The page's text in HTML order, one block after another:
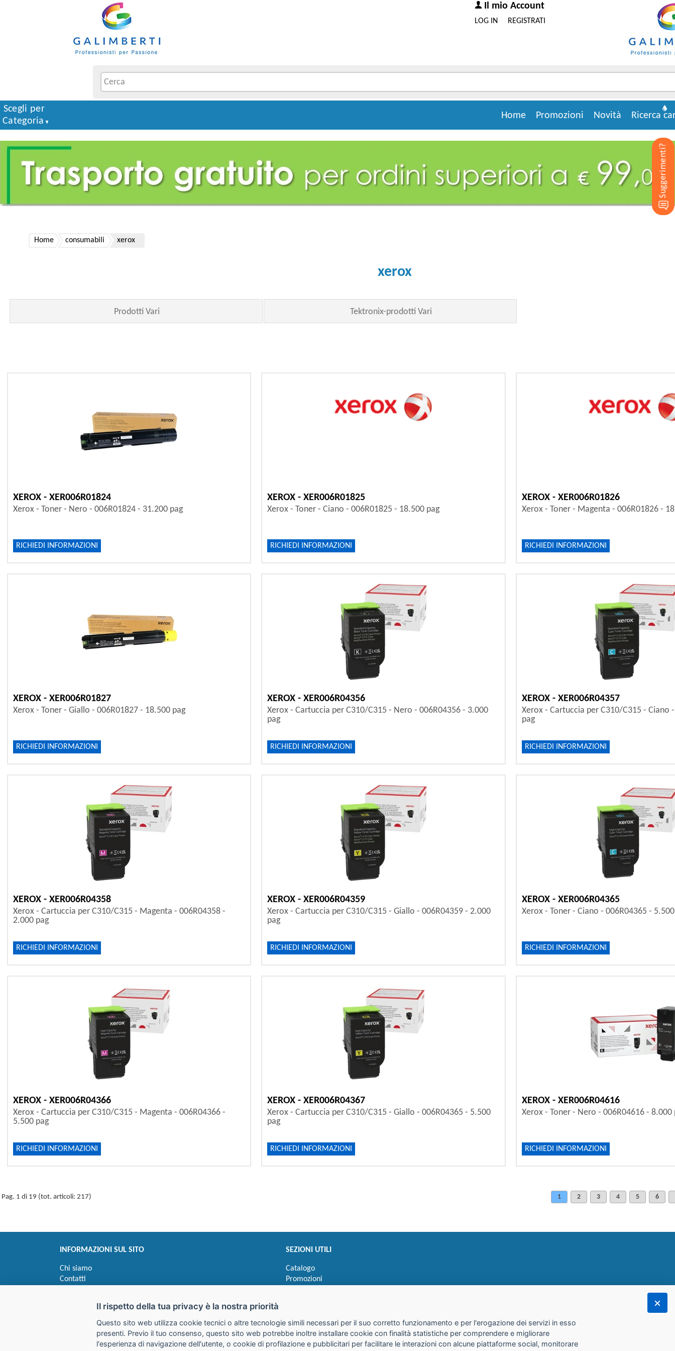
Il mio Account
REGISTRATI
LOG IN
Ricerca
Novità
Promozioni
Home
Scegli per
Categoria
Home consumabili xerox
xerox
Prodotti Vari Tektronix-prodotti Vari
XEROX - XER006R01824
Xerox - Toner - Nero - 006R01824 - 31.200 pag
RICHIEDI INFORMAZIONI
XEROX - XER006R01825
Xerox - Toner - Ciano - 006R01825 - 18.500 pag
RICHIEDI INFORMAZIONI
XEROX - XER006R01826
Xerox - Toner - Magenta - 006R01826 -
RICHIEDI INFORMAZIONI
XEROX - XER006R01827
Xerox - Toner - Giallo - 006R01827 - 18.500 pag
RICHIEDI INFORMAZIONI
XEROX - XER006R04356
Xerox - Cartuccia per C310/C315 - Nero - 006R04356 - 3.000
pag
RICHIEDI INFORMAZIONI
XEROX - XER006R04357
Xerox - Cartuccia per C310/C315 - Ciano
pag
RICHIEDI INFORMAZIONI
XEROX - XER006R04358
Xerox - Cartuccia per C310/C315 - Magenta - 006R04358 -
2.000 pag
RICHIEDI INFORMAZIONI
XEROX - XER006R04359
Xerox - Cartuccia per C310/C315 - Giallo - 006R04359 - 2.000
pag
RICHIEDI INFORMAZIONI
XEROX - XER006R04365
Xerox - Toner - Ciano - 006R04365 -
RICHIEDI INFORMAZIONI
XEROX - XER006R04366
Xerox - Cartuccia per C310/C315 - Magenta - 006R04366 -
5.500 pag
RICHIEDI INFORMAZIONI
XEROX - XER006R04367
Xerox - Cartuccia per C310/C315 - Giallo - 006R04365 - 5.500
pag
RICHIEDI INFORMAZIONI
XEROX - XER006R04616
Xerox - Toner - Nero - 006R04616 - 8.000
RICHIEDI INFORMAZIONI
Pag. 1 di 19 (tot. articoli: 217) 1 2 3 4 5 6
INFORMAZIONI SUL SITO
Chi siamo
Contatti
Impostazioni cookie
SEZIONI UTILI
Catalogo
Promozioni
Il rispetto della tua privacy è la nostra priorità
Questo sito web utilizza cookie tecnici o altre tecnologie simili necessari per il suo corretto funzionamento e per l'erogazione dei servizi in esso
presenti. Previo il tuo consenso, questo sito web potrebbe inoltre installare cookie con finalità statistiche per comprendere e migliorare
l'esperienza di navigazione dell'utente, o cookie di profilazione e pubblicitari per facilitare le interazioni con alcune piattaforme social, monitorare